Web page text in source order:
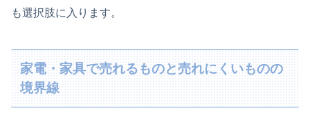
も選択肢に入ります。
家電・家具で売れるものと売れにくいものの
境界線